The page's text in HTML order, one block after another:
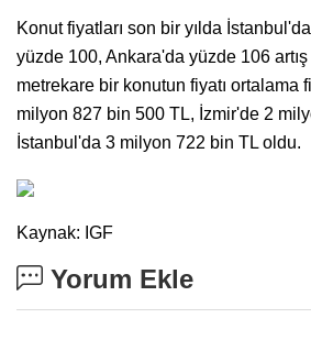
Konut fiyatları son bir yılda
yüzde 100, Ankara'da yüzde 106
metrekare bir konutun fiyatı ortalama
milyon 827 bin 500 TL, İzmir'de 2
İstanbul'da 3 milyon 722 bin TL oldu.
Kaynak: IGF
Yorum Ekle